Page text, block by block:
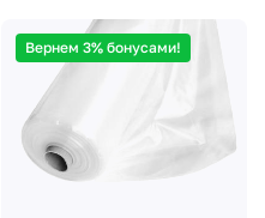
Вернем 3% бонусами!